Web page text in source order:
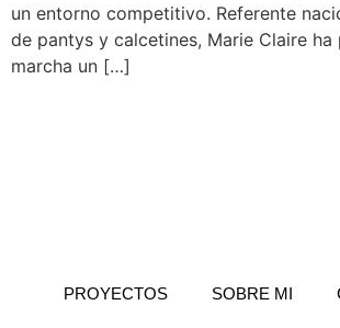
un entorno competitivo. Referente
de pantys y calcetines, Marie Claire ha
marcha un […]
PROYECTOS SOBRE MI